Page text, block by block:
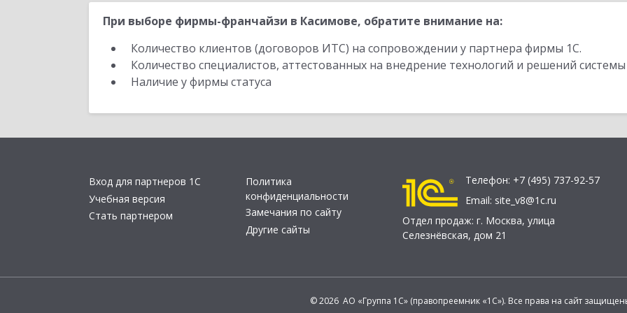
При выборе фирмы-франчайзи в Касимове, обратите внимание на:
Количество клиентов (договоров ИТС) на сопровождении у партнера фирмы 1С.
Количество специалистов, аттестованных на внедрение технологий и решений
Наличие у фирмы статуса
Вход для партнеров 1С
Учебная версия
Стать партнером
Политика
конфиденциальности
Замечания по сайту
Другие сайты
Телефон: +7 (495) 737-92-57
Email: site_v8@1c.ru
Отдел продаж: г. Москва, улица
Селезнёвская, дом 21
© 2026 АО «Группа 1С» (правопреемник «1С»). Все права на сайт